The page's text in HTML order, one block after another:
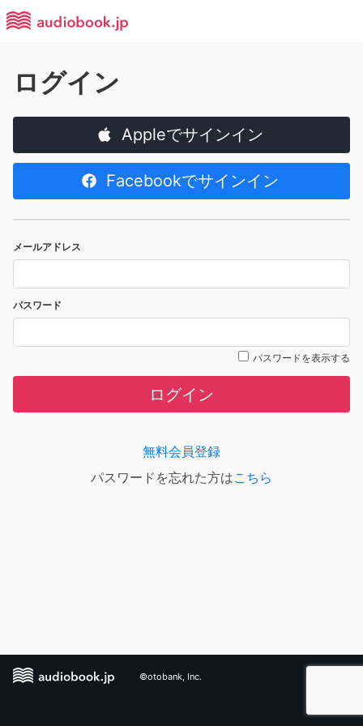
ログイン
Appleでサインイン
Facebookでサインイン
メールアドレス
パスワード
パスワードを表示する
ログイン
無料会員登録
パスワードを忘れた方はこちら
©otobank, Inc.